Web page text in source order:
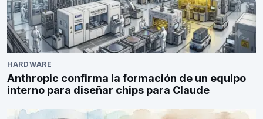
HARDWARE
Anthropic confirma la formación de un equipo
interno para diseñar chips para Claude